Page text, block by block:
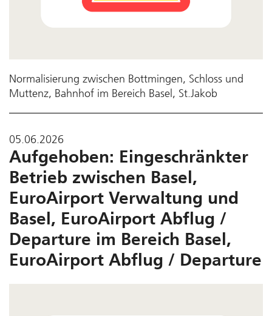
Normalisierung zwischen Bottmingen, Schloss und
Muttenz, Bahnhof im Bereich Basel, St.Jakob
05.06.2026
Aufgehoben: Eingeschränkter
Betrieb zwischen Basel,
EuroAirport Verwaltung und
Basel, EuroAirport Abflug /
Departure im Bereich Basel,
EuroAirport Abflug / Departure